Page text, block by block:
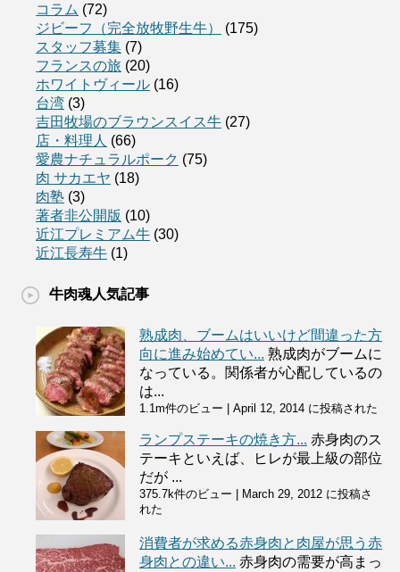
コラム (72)
ジビーフ（完全放牧野生牛）
(175)
スタッフ募集 (7)
フランスの旅 (20)
ホワイトヴィール (16)
台湾 (3)
吉田牧場のブラウンスイス牛 (27)
店・料理人 (66)
愛農ナチュラルポーク (75)
肉 サカエヤ (18)
肉塾 (3)
著者非公開版 (10)
近江プレミアム牛 (30)
近江長寿牛 (1)
牛肉魂人気記事
熟成肉、ブームはいいけど間違った方
向に進み始めてい... 熟成肉がブームに
なっている。関係者が心配しているの
は...
1.1m件のビュー April 12, 2014 に投稿された
ランプステーキの焼き方... 赤身肉のス
テーキといえば、ヒレが最上級の部位
だが ...
375.7k件のビュー
March 29, 2012 に投稿さ
れた
消費者が求める赤身肉と肉屋が思う赤
身肉との違い... 赤身肉の需要が高まっ